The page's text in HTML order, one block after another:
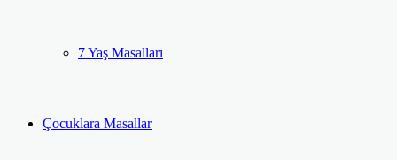
7 Yaş Masalları
Çocuklara Masallar